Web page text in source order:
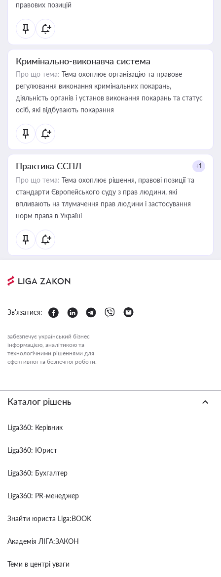
правових позицій
Кримінально-виконавча система
Про що тема: Тема охоплює організацію та правове
регулювання виконання кримінальних покарань,
діяльність органів і установ виконання покарань та статус
осіб, які відбувають покарання
Практика ЄСПЛ +1
Про що тема: Тема охоплює рішення, правові позиції та
стандарти Європейського суду з прав людини, які
впливають на тлумачення прав людини і застосування
норм права в Україні
Зв'язатися:
забезпечує український бізнес
інформацією, аналітикою та
технологічними рішеннями для
ефективної та безпечної роботи.
Каталог рішень
Liga360: Керівник
Liga360: Юрист
Liga360: Бухгалтер
Liga360: PR-менеджер
Знайти юриста Liga:BOOK
Академія ЛІГА:ЗАКОН
Теми в центрі уваги